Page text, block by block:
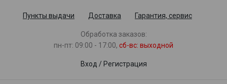
Пункты выдачи Доставка Гарантия, сервис
Обработка заказов:
пн-пт: 09:00 - 17:00, сб-вс: выходной
Вход / Регистрация